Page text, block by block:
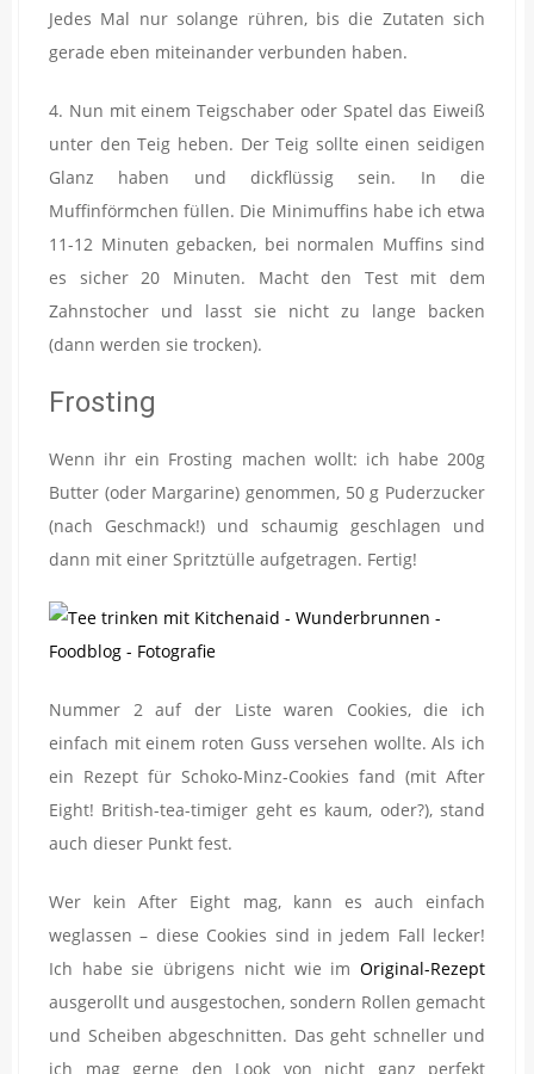
Jedes Mal nur solange rühren, bis die Zutaten sich
gerade eben miteinander verbunden haben.
4. Nun mit einem Teigschaber oder Spatel das Eiweiß
unter den Teig heben. Der Teig sollte einen seidigen
Glanz haben und dickflüssig sein. In die
Muffinförmchen füllen. Die Minimuffins habe ich etwa
11-12 Minuten gebacken, bei normalen Muffins sind
es sicher 20 Minuten. Macht den Test mit dem
Zahnstocher und lasst sie nicht zu lange backen
(dann werden sie trocken).
Frosting
Wenn ihr ein Frosting machen wollt: ich habe 200g
Butter (oder Margarine) genommen, 50 g Puderzucker
(nach Geschmack!) und schaumig geschlagen und
dann mit einer Spritztülle aufgetragen. Fertig!
Nummer 2 auf der Liste waren Cookies, die ich
einfach mit einem roten Guss versehen wollte. Als ich
ein Rezept für Schoko-Minz-Cookies fand (mit After
Eight! British-tea-timiger geht es kaum, oder?), stand
auch dieser Punkt fest.
Wer kein After Eight mag, kann es auch einfach
weglassen – diese Cookies sind in jedem Fall lecker!
Ich habe sie übrigens nicht wie im Original-Rezept
ausgerollt und ausgestochen, sondern Rollen gemacht
und Scheiben abgeschnitten. Das geht schneller und
ich mag gerne den Look von nicht ganz perfekt